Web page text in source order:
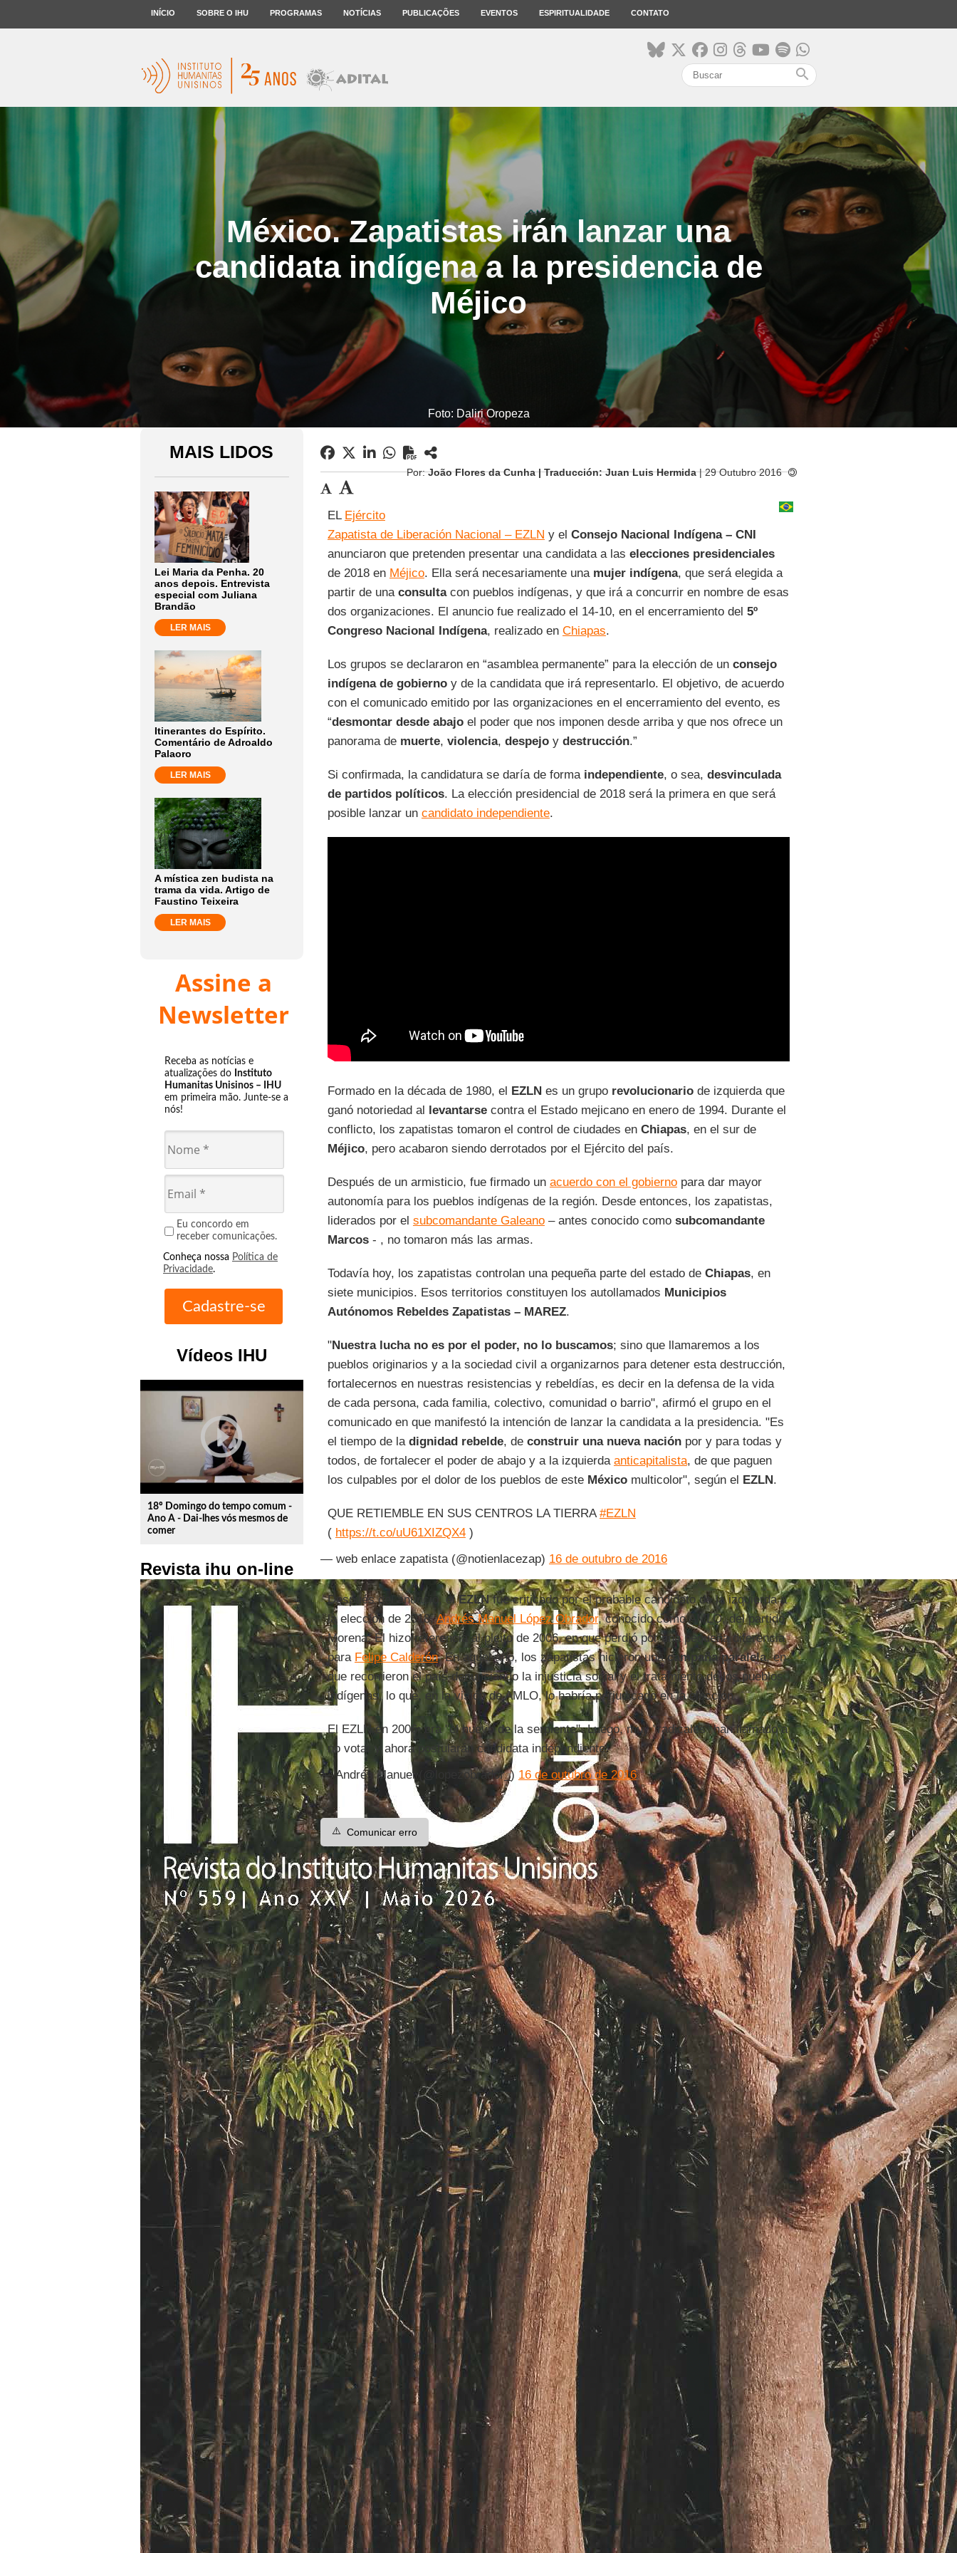
INÍCIO SOBRE O IHU PROGRAMAS NOTÍCIAS PUBLICAÇÕES EVENTOS ESPIRITUALIDADE CONTATO
search
México. Zapatistas irán lanzar una
candidata indígena a la presidencia de
Méjico
Foto: Daliri Oropeza
MAIS LIDOS
Lei Maria da Penha. 20
anos depois. Entrevista
especial com Juliana
Brandão
LER MAIS
Itinerantes do Espírito.
Comentário de Adroaldo
Palaoro
LER MAIS
A mística zen budista na
trama da vida. Artigo de
Faustino Teixeira
LER MAIS
Assine a
Newsletter
Receba as notícias e
atualizações do Instituto
Humanitas Unisinos – IHU
em primeira mão. Junte-se a
nós!
Eu concordo em
receber comunicações.
Conheça nossa Política de
Privacidade.
Vídeos IHU
play_circle_outline
18º Domingo do tempo comum -
Ano A - Dai-lhes vós mesmos de
comer
Revista ihu on-line
Por:João Flores da Cunha | Traducción: Juan Luis Hermida| 29 Outubro 2016
EL Ejército
Zapatista de Liberación Nacional – EZLN y el Consejo Nacional Indígena – CNI
anunciaron que pretenden presentar una candidata a las elecciones presidenciales
de 2018 en Méjico. Ella será necesariamente unamujer indígena, que será elegida a
partir de una consultacon pueblos indígenas, y que irá a concurrir en nombre de esas
dos organizaciones. El anuncio fue realizado el 14-10, en el encerramiento del 5º
Congreso Nacional Indígena, realizado en Chiapas.
Los grupos se declararon en “asamblea permanente” para la elección de un consejo
indígena de gobiernoy de la candidata que irá representarlo. El objetivo, de acuerdo
con el comunicado emitido por las organizaciones en el encerramiento del evento, es
“desmontar desde abajoel poder que nos imponen desde arriba y que nos ofrece un
panorama de muerte, violencia, despejoy destrucción.”
Si confirmada, la candidatura se daría de forma independiente, o sea, desvinculada
de partidos políticos. La elección presidencial de 2018 será la primera en que será
posible lanzar un candidato independiente.
Formado en la década de 1980, el EZLNes un grupo revolucionariode izquierda que
ganó notoriedad al levantarsecontra el Estado mejicano en enero de 1994. Durante el
conflicto, los zapatistas tomaron el control de ciudades en Chiapas, en el sur de
Méjico, pero acabaron siendo derrotados por el Ejército del país.
Después de un armisticio, fue firmado un acuerdo con el gobiernopara dar mayor
autonomía para los pueblos indígenas de la región. Desde entonces, los zapatistas,
liderados por el subcomandante Galeano– antes conocido como subcomandante
Marcos- , no tomaron más las armas.
Todavía hoy, los zapatistas controlan una pequeña parte del estado de Chiapas, en
siete municipios. Esos territorios constituyen los autollamados Municipios
Autónomos Rebeldes Zapatistas – MAREZ.
"Nuestra lucha no es por el poder, no lo buscamos; sino que llamaremos a los
pueblos originarios y a la sociedad civil a organizarnos para detener esta destrucción,
fortalecernos en nuestras resistencias y rebeldías, es decir en la defensa de la vida
de cada persona, cada familia, colectivo, comunidad o barrio", afirmó el grupo en el
comunicado en que manifestó la intención de lanzar la candidata a la presidencia. "Es
el tiempo de ladignidad rebelde, de construir una nueva naciónpor y para todas y
todos, de fortalecer el poder de abajo y a la izquierda anticapitalista, de que paguen
los culpables por el dolor de los pueblos de este Méxicomulticolor", según el EZLN.
QUE RETIEMBLE EN SUS CENTROS LA TIERRA#EZLN
( https://t.co/uU61XIZQX4)
— web enlace zapatista (@notienlacezap) 16 de outubro de 2016
Después del anuncio, elEZLNfue criticado por el probable candidato de la izquierda a
la elección de 2018,Andrés Manuel López Obrador, conocido como AMLO, del partido
Morena. Él hizo referencia al pleito de 2006, en que perdió por una pequeña diferencia
para Felipe Calderón. En aquel año, los zapatistas hicieron unacampaña paralela, en
que recorrieron el país denunciando la injusticia social y el tratamiento de los pueblos
indígenas, lo que, en la visión de AMLO, lo habría perjudicado en la elección.
El EZLN en 2006: era "el huevo de la serpiente". Luego, muy "radicales" han llamado a
no votar y ahora postularán candidata independiente.
— Andrés Manuel (@lopezobrador_) 16 de outubro de 2016
⚠️ Comunicar erro